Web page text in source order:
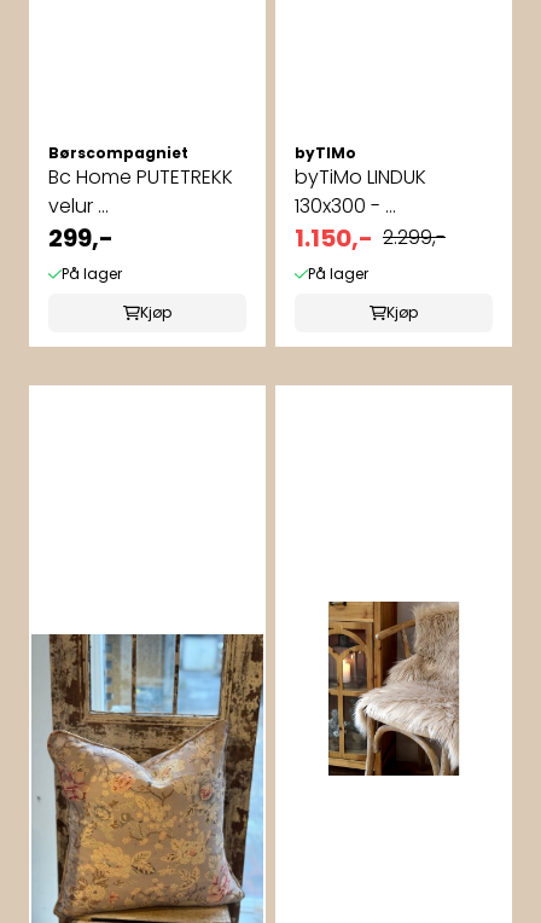
Børscompagniet
Bc Home PUTETREKK
velur ...
299,-
På lager
Kjøp
byTIMo
byTiMo LINDUK
130x300 - ...
1.150,- 2.299,-
På lager
Kjøp